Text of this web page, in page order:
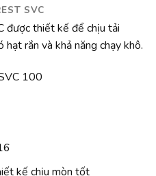
SVC
được thiết kế để chịu tải
rắn và khả năng chạy khô.
100
kế chịu mòn tốt